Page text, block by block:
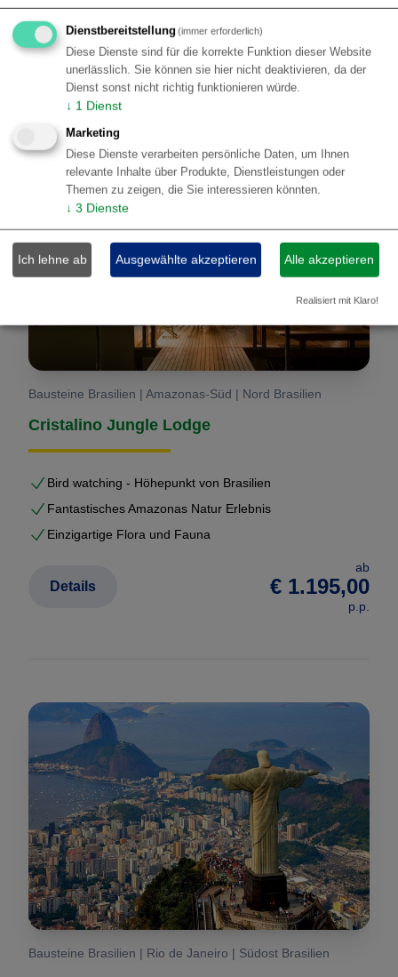
ab
p.p.
Details
Bausteine Brasilien | Amazonas-Süd | Nord Brasilien
Cristalino Jungle Lodge
Bird watching - Höhepunkt von Brasilien
Fantastisches Amazonas Natur Erlebnis
Einzigartige Flora und Fauna
ab
€ 1.195,00
p.p.
Details
Bausteine Brasilien | Rio de Janeiro | Südost Brasilien
Dienstbereitstellung(immer erforderlich)
Diese Dienste sind für die korrekte Funktion dieser Website
unerlässlich. Sie können sie hier nicht deaktivieren, da der
Dienst sonst nicht richtig funktionieren würde.
↓ 1 Dienst
Marketing
Diese Dienste verarbeiten persönliche Daten, um Ihnen
relevante Inhalte über Produkte, Dienstleistungen oder
Themen zu zeigen, die Sie interessieren könnten.
↓ 3 Dienste
Ich lehne ab Ausgewählte akzeptieren Alle akzeptieren
Realisiert mit Klaro!